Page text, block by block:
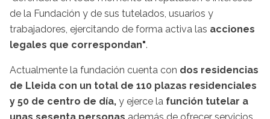
de la Fundación y de sus tutelados, usuarios y
trabajadores, ejercitando de forma activa las acciones
legales que correspondan".
Actualmente la fundación cuenta con dos residencias
de Lleida con un total de 110 plazas residenciales
y 50 de centro de día, y ejerce la función tutelar a